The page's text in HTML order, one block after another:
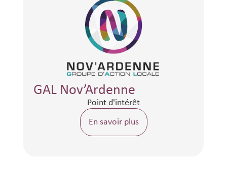
GAL Nov’Ardenne
Point d'intérêt
En savoir plus